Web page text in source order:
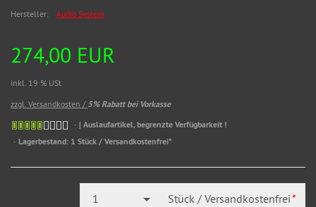
Hersteller: Audio System
274,00 EUR
inkl. 19 % USt
zzgl. Versandkosten / 5% Rabatt bei Vorkasse
| Auslaufartikel, begrenzte Verfügbarkeit !
Lagerbestand: 1 Stück / Versandkostenfrei*
1 Stück / Versandkostenfrei*